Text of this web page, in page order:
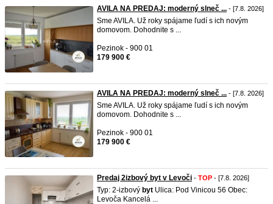
AVILA NA PREDAJ: moderný slneč ... - [7.8. 2026]
Sme AVILA. Už roky spájame ľudí s ich novým
domovom. Dohodnite s ...
Pezinok - 900 01
179 900 €
AVILA NA PREDAJ: moderný slneč ... - [7.8. 2026]
Sme AVILA. Už roky spájame ľudí s ich novým
domovom. Dohodnite s ...
Pezinok - 900 01
179 900 €
Predaj 2izbový byt v Levoči - TOP - [7.8. 2026]
Typ: 2-izbový byt Ulica: Pod Vinicou 56 Obec:
Levoča Kancelá ...